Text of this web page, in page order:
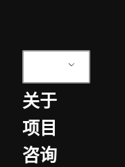
关于
项目
咨询